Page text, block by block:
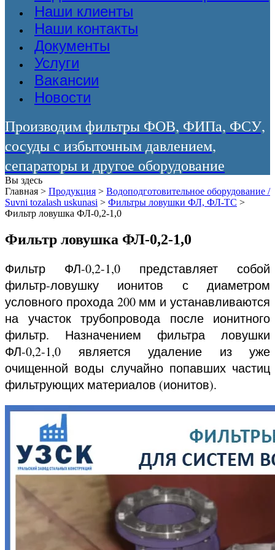
Наши клиенты
Наши контакты
Документы
Услуги
Вакансии
Новости
Производим фильтры ФОВ, ФИПа, ФСУ,
сосуды с избыточным давлением,
сепараторы и другое оборудование
Вы здесь
Главная > Продукция > Водоподготовительное оборудование /
Suvni tozalash uskunasi > Фильтры ловушки ФЛ, ФЛ-ТС >
Фильтр ловушка ФЛ-0,2-1,0
Фильтр ловушка ФЛ-0,2-1,0
Фильтр ФЛ-0,2-1,0 представляет собой
фильтр-ловушку ионитов с диаметром
условного прохода 200 мм и устанавливаются
на участок трубопровода после ионитного
фильтр. Назначением фильтра ловушки
ФЛ-0,2-1,0 является удаление из уже
очищенной воды случайно попавших частиц
фильтрующих материалов (ионитов).